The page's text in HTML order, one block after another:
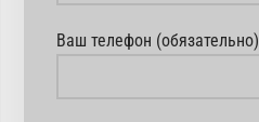
Ваш телефон (обязательно)